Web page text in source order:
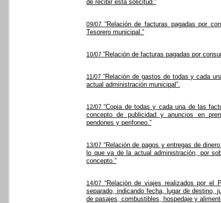
de recibir esta solicitud.”
09/07 “Relación de facturas pagadas por
Tesorero municipal.”
10/07 “Relación de facturas pagadas por
11/07 “Relación de gastos de todas y cada
actual administración municipal”.
12/07“Copia de todas y cada una de las
concepto de publicidad y anuncios en
pendones y perifoneo.”
13/07 “Relación de pagos y entregas de
lo que va de la actual administración, por
concepto.”
14/07 “Relación de viajes realizados por el
separado, indicando fecha, lugar de
de pasajes, combustibles, hospedaje y